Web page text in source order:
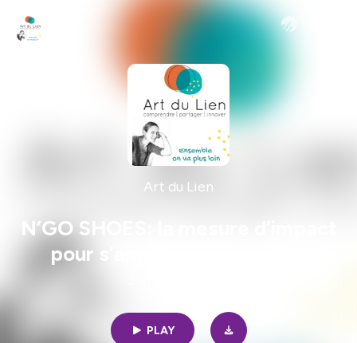
Art du Lien
N’GO SHOES: la mesure d’impact
pour s’améliorer en continu
PLAY